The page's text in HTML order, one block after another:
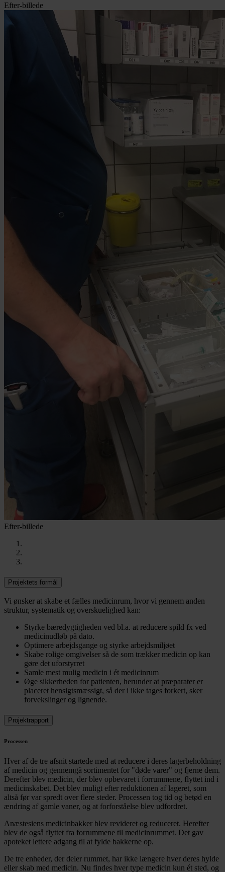
Efter-billede
Efter-billede
Projektets formål
Vi ønsker at skabe et fælles medicinrum, hvor vi gennem anden
struktur, systematik og overskuelighed kan:
Styrke bæredygtigheden ved bl.a. at reducere spild fx ved
medicinudløb på dato.
Optimere arbejdsgange og styrke arbejdsmiljøet
Skabe rolige omgivelser så de som trækker medicin op kan
gøre det uforstyrret
Samle mest mulig medicin i ét medicinrum
Øge sikkerheden for patienten, herunder at præparater er
placeret hensigtsmæssigt, så der i ikke tages forkert, sker
forvekslinger og lignende.
Projektrapport
Processen
Hver af de tre afsnit startede med at reducere i deres lagerbeholdning
af medicin og gennemgå sortimentet for "døde varer" og fjerne dem.
Derefter blev medicin, der blev opbevaret i forrummene, flyttet ind i
medicinskabet. Det blev muligt efter reduktionen af lageret, som
altså før var spredt over flere steder. Processen tog tid og betød en
ændring af gamle vaner, og at forforståelse blev udfordret.
Anæstesiens medicinbakker blev revideret og reduceret. Herefter
blev de også flyttet fra forrummene til medicinrummet. Det gav
apoteket lettere adgang til at fylde bakkerne op.
De tre enheder, der deler rummet, har ikke længere hver deres hylde
eller skab med medicin. Nu findes hver type medicin kun ét sted, og